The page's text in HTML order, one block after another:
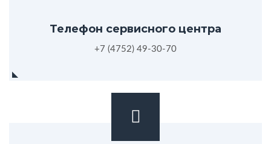
Телефон сервисного центра
+7 (4752) 49-30-70